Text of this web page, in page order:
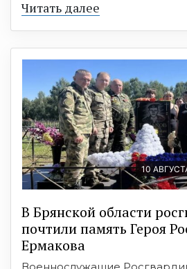
Читать далее
10
В Брянской области
почтили память Героя
Ермакова